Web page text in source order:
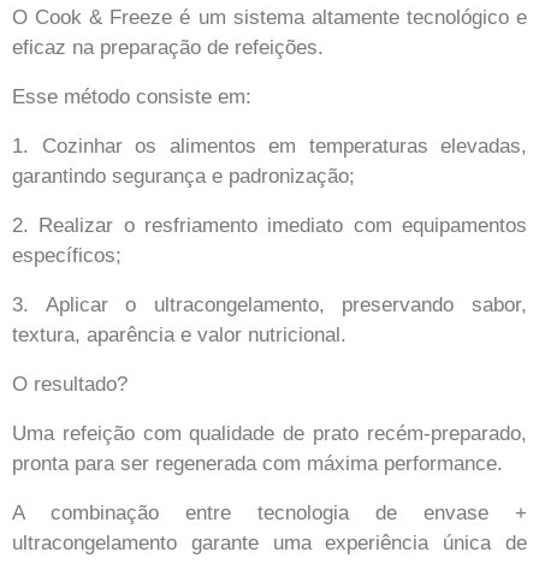
O Cook & Freeze é um sistema altamente tecnológico e
eficaz na preparação de refeições.
Esse método consiste em:
1. Cozinhar os alimentos em temperaturas elevadas,
garantindo segurança e padronização;
2. Realizar o resfriamento imediato com equipamentos
específicos;
3. Aplicar o ultracongelamento, preservando sabor,
textura, aparência e valor nutricional.
O resultado?
Uma refeição com qualidade de prato recém-preparado,
pronta para ser regenerada com máxima performance.
A combinação entre tecnologia de envase +
ultracongelamento garante uma experiência única de